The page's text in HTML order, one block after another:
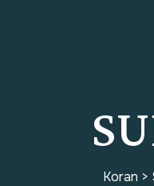
Koran >